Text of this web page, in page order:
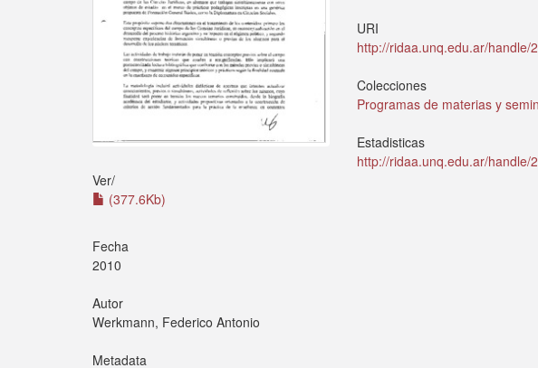
Ver/
(377.6Kb)
Fecha
2010
Autor
Werkmann, Federico Antonio
Metadata
URI
http://ridaa.unq.edu.ar/handle/
Colecciones
Programas de materias y
Estadisticas
http://ridaa.unq.edu.ar/handle/